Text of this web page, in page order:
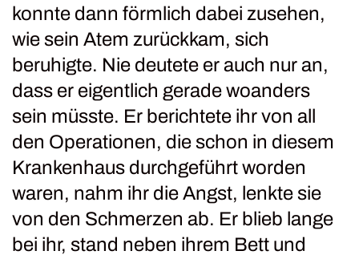
konnte dann förmlich dabei zusehen,
wie sein Atem zurückkam, sich
beruhigte. Nie deutete er auch nur an,
dass er eigentlich gerade woanders
sein müsste. Er berichtete ihr von all
den Operationen, die schon in diesem
Krankenhaus durchgeführt worden
waren, nahm ihr die Angst, lenkte sie
von den Schmerzen ab. Er blieb lange
bei ihr, stand neben ihrem Bett und